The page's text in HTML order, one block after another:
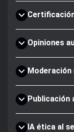
Opiniones
Publicación
IA ética al